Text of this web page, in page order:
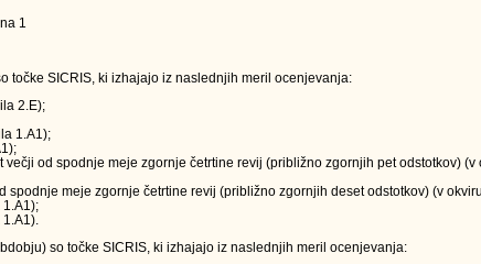
1
točke SICRIS, ki izhajajo iz naslednjih meril ocenjevanja:
2.E);
1.A1);
od spodnje meje zgornje četrtine revij (približno zgornjih pet odstotkov)
meje zgornje četrtine revij (približno zgornjih deset odstotkov) (v
so točke SICRIS, ki izhajajo iz naslednjih meril ocenjevanja: